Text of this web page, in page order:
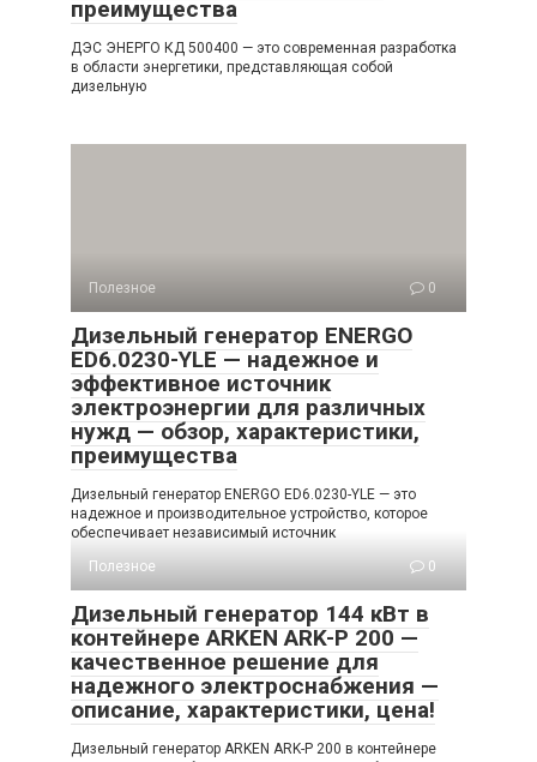
преимущества
ДЭС ЭНЕРГО КД 500400 — это современная разработка
в области энергетики, представляющая собой
дизельную
Полезное 0
Дизельный генератор ENERGO
ED6.0230-YLE — надежное и
эффективное источник
электроэнергии для различных
нужд — обзор, характеристики,
преимущества
Дизельный генератор ENERGO ED6.0230-YLE — это
надежное и производительное устройство, которое
обеспечивает независимый источник
Полезное
0
Дизельный генератор 144 кВт в
контейнере ARKEN ARK-P 200 —
качественное решение для
надежного электроснабжения —
описание, характеристики, цена!
Дизельный генератор ARKEN ARK-P 200 в контейнере